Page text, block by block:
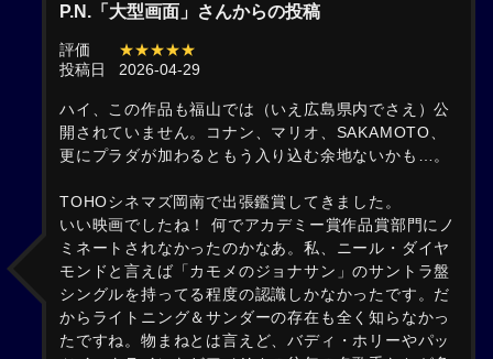
P.N.「大型画面」さんからの投稿
評価
★★★★★
投稿日
2026-04-29
ハイ、この作品も福山では（いえ広島県内でさえ）公
開されていません。コナン、マリオ、SAKAMOTO、
更にプラダが加わるともう入り込む余地ないかも…。
TOHOシネマズ岡南で出張鑑賞してきました。
いい映画でしたね！ 何でアカデミー賞作品賞部門にノ
ミネートされなかったのかなあ。私、ニール・ダイヤ
モンドと言えば「カモメのジョナサン」のサントラ盤
シングルを持ってる程度の認識しかなかったです。だ
からライトニング＆サンダーの存在も全く知らなかっ
たですね。物まねとは言えど、バディ・ホリーやパッ